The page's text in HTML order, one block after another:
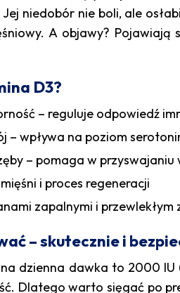
niedobór nie boli, ale
A objawy? Pojawiają
D3?
– reguluje odpowiedź
– wpływa na poziom
– pomaga w przyswajaniu
i proces regeneracji
zapalnymi i przewlekłym
– skutecznie i
dzienna dawka to 2000
Dlatego warto sięgać po